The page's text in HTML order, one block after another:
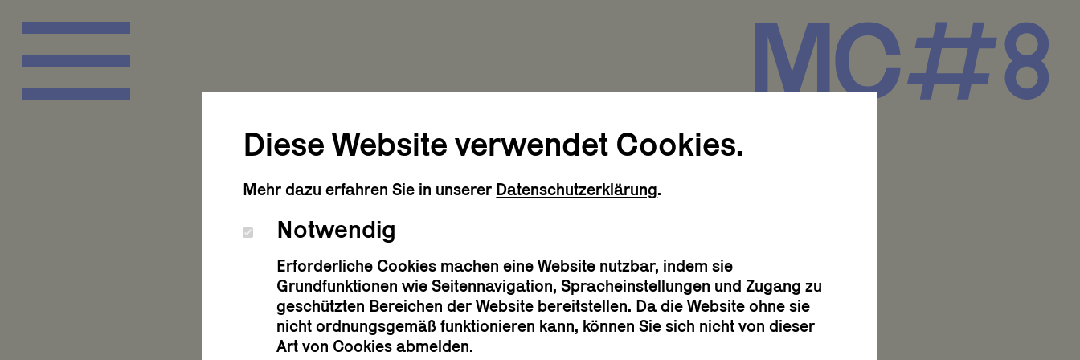
Was ist die [MASTERCLASS]?
Diese Website verwendet Cookies.
Mehr dazu erfahren Sie in unserer Datenschutzerklärung.
Notwendig
Erforderliche Cookies machen eine Website nutzbar, indem sie
Grundfunktionen wie Seitennavigation, Spracheinstellungen und Zugang zu
geschützten Bereichen der Website bereitstellen. Da die Website ohne sie
nicht ordnungsgemäß funktionieren kann, können Sie sich nicht von dieser
Art von Cookies abmelden.